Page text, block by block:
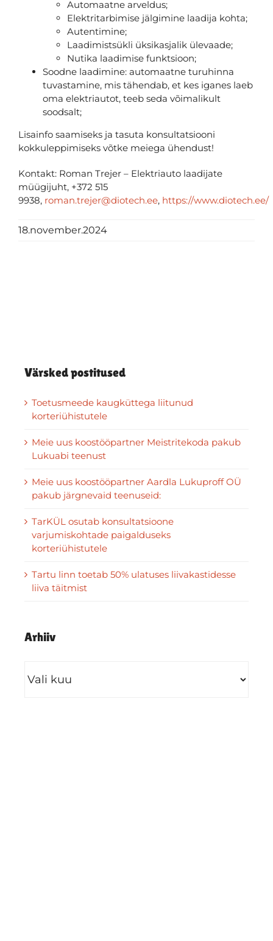
Automaatne arveldus;
Elektritarbimise jälgimine laadija kohta;
Autentimine;
Laadimistsükli üksikasjalik ülevaade;
Nutika laadimise funktsioon;
Soodne laadimine: automaatne turuhinna
tuvastamine, mis tähendab, et kes iganes laeb
oma elektriautot, teeb seda võimalikult
soodsalt;
Lisainfo saamiseks ja tasuta konsultatsiooni
kokkuleppimiseks võtke meiega ühendust!
Kontakt: Roman Trejer – Elektriauto laadijate
müügijuht, +372 515
9938, roman.trejer@diotech.ee, https://www.diotech.ee/
18.november.2024
Värsked postitused
Toetusmeede kaugküttega liitunud
korteriühistutele
Meie uus koostööpartner Meistritekoda pakub
Lukuabi teenust
Meie uus koostööpartner Aardla Lukuproff OÜ
pakub järgnevaid teenuseid:
TarKÜL osutab konsultatsioone
varjumiskohtade paigalduseks
korteriühistutele
Tartu linn toetab 50% ulatuses liivakastidesse
liiva täitmist
Arhiiv